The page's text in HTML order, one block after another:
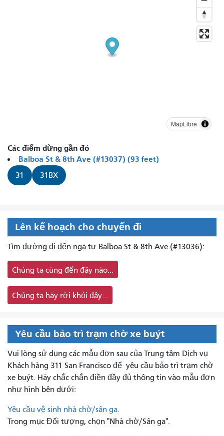
MapLibre
Các điểm dừng gần đó
Balboa St & 8th Ave (#13037) (93 feet)
31 31BX
Lên kế hoạch cho chuyến đi
Tìm đường đi đến ngã tư Balboa St & 8th Ave (#13036):
Chúng ta cùng đến đây nào...
Chúng ta hãy rời khỏi đây...
Yêu cầu bảo trì trạm chờ xe buýt
Vui lòng sử dụng các mẫu đơn sau của Trung tâm Dịch vụ
Khách hàng 311 San Francisco để yêu cầu bảo trì trạm chờ
xe buýt. Hãy chắc chắn điền đầy đủ thông tin vào mẫu đơn
như hình bên dưới:
Yêu cầu vệ sinh nhà chờ/sân ga.
Trong mục Đối tượng, chọn "Nhà chờ/Sân ga".